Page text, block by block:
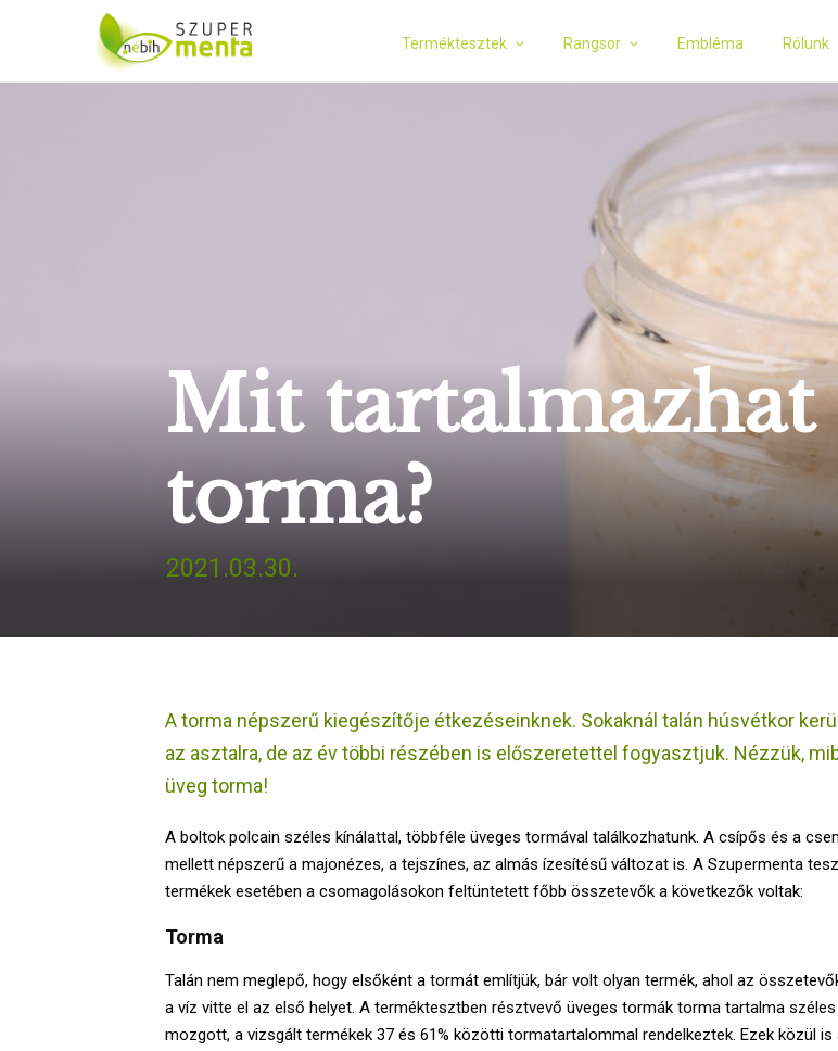
Terméktesztek Rangsor Embléma Rólunk
Mit tartalmazhat
torma?
2021.03.30.
A torma népszerű kiegészítője étkezéseinknek. Sokaknál talán húsvétkor
az asztalra, de az év többi részében is előszeretettel fogyasztjuk. Nézzük,
üveg torma!
A boltok polcain széles kínálattal, többféle üveges tormával találkozhatunk. A csípős és a
mellett népszerű a majonézes, a tejszínes, az almás ízesítésű változat is. A Szupermenta
termékek esetében a csomagolásokon feltüntetett főbb összetevők a következők voltak:
Torma
Talán nem meglepő, hogy elsőként a tormát említjük, bár volt olyan termék, ahol az
a víz vitte el az első helyet. A terméktesztben résztvevő üveges tormák torma tartalma széles
mozgott, a vizsgált termékek 37 és 61% közötti tormatartalommal rendelkeztek. Ezek közül is